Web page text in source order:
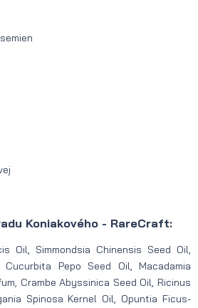
Koniakového - RareCraft:
Oil, Simmondsia Chinensis Seed Oil,
Pepo Seed Oil, Macadamia
Crambe Abyssinica Seed Oil, Ricinus
Spinosa Kernel Oil, Opuntia Ficus-